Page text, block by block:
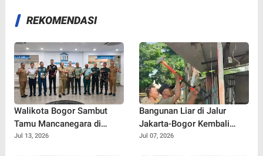
REKOMENDASI
Walikota Bogor Sambut
Tamu Mancanegara di
Perpustakaan Kota Bogor,
Jul 13, 2026
Bangunan Liar di Jalur
Jakarta-Bogor Kembali
Muncul, Satpol PP Depok
Jul 07, 2026